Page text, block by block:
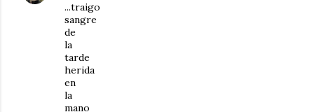
...traigo
sangre
de
la
tarde
herida
en
la
mano